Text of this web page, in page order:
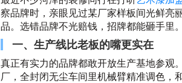
察品牌时，亲眼见过某厂家样板间光鲜亮
品。选错品牌不光赔钱，招牌都能砸手里。
一、生产线比老板的嘴更实在
真正有实力的品牌都敢开放生产基地参观
厂，全封闭无尘车间里机械臂精准调色，